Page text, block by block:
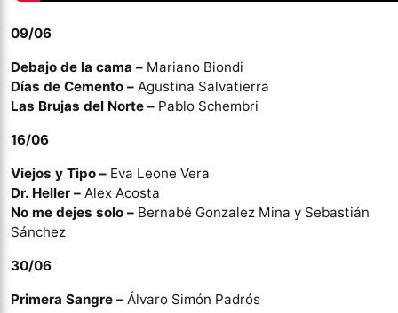
09/06
Debajo de la cama – Mariano Biondi
Días de Cemento – Agustina Salvatierra
Las Brujas del Norte – Pablo Schembri
16/06
Viejos y Tipo – Eva Leone Vera
Dr. Heller – Alex Acosta
No me dejes solo – Bernabé Gonzalez Mina y Sebastián
Sánchez
30/06
Primera Sangre – Álvaro Simón Padrós